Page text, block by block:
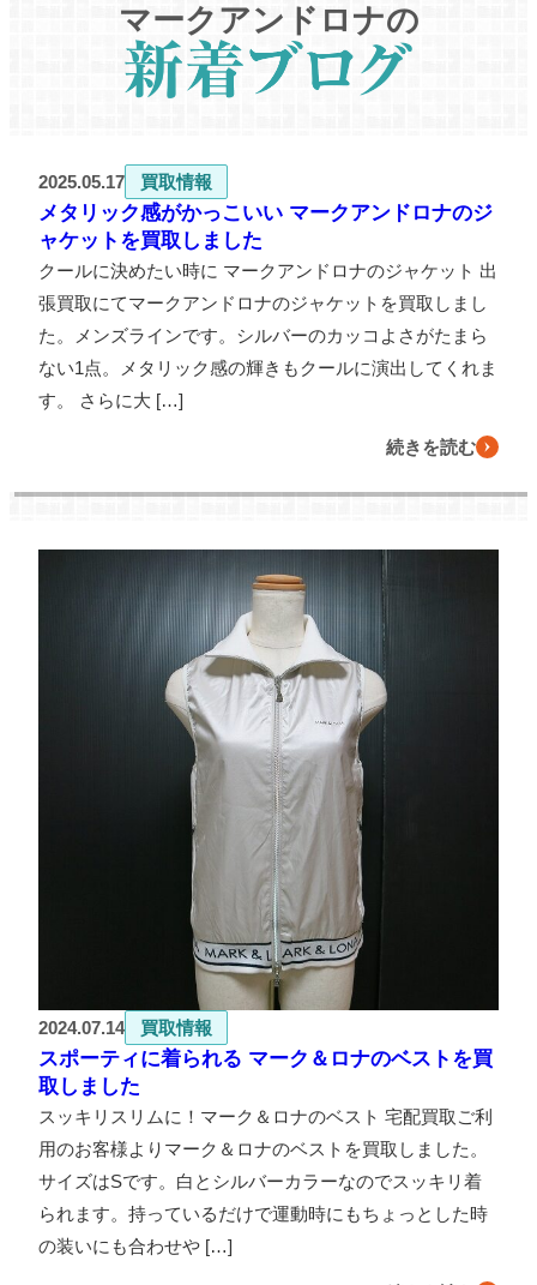
マークアンドロナの
2025.05.17 買取情報
メタリック感がかっこいい マークアンドロナのジ
ャケットを買取しました
クールに決めたい時に マークアンドロナのジャケット 出
張買取にてマークアンドロナのジャケットを買取しまし
た。メンズラインです。シルバーのカッコよさがたまら
ない1点。メタリック感の輝きもクールに演出してくれま
す。 さらに大 […]
続きを読む
2024.07.14 買取情報
スポーティに着られる マーク＆ロナのベストを買
取しました
スッキリスリムに！マーク＆ロナのベスト 宅配買取ご利
用のお客様よりマーク＆ロナのベストを買取しました。
サイズはSです。白とシルバーカラーなのでスッキリ着
られます。持っているだけで運動時にもちょっとした時
の装いにも合わせや […]